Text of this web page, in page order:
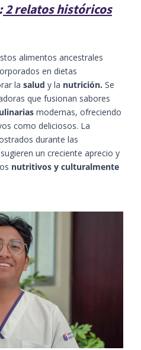
2 relatos históricos
alimentos ancestrales
en dietas
la salud y la nutrición. Se
que fusionan sabores
modernas, ofreciendo
como deliciosos. La
durante las
un creciente aprecio y
nutritivos y culturalmente